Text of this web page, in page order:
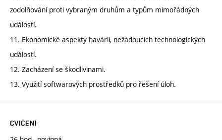
zodolňování proti vybraným druhům a typům mimořádných
událostí.
11. Ekonomické aspekty havárií, nežádoucích technologických
událostí.
12. Zacházení se škodlivinami.
13. Využití softwarových prostředků pro řešení úloh.
CVIČENÍ